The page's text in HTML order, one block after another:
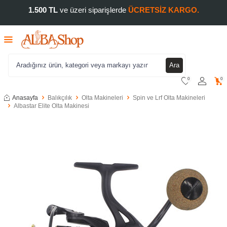
1.500 TLve üzeri siparişlerde ÜCRETSİZ KARGO.
Ara
0 0
Anasayfa Balıkçılık Olta Makineleri
Spin ve Lrf Olta Makineleri
Albastar Elite Olta Makinesi